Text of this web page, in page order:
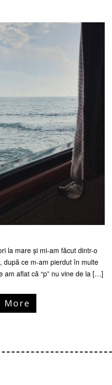
la mare și mi-am făcut dintr-o
după ce m-am pierdut în multe
am aflat că “p” nu vine de la […]
More